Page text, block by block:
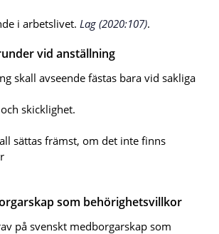
i arbetslivet. Lag (2020:107).
vid anställning
skall avseende fästas bara vid sakliga
skicklighet.
sättas främst, om det inte finns
som behörighetsvillkor
på svenskt medborgarskap som